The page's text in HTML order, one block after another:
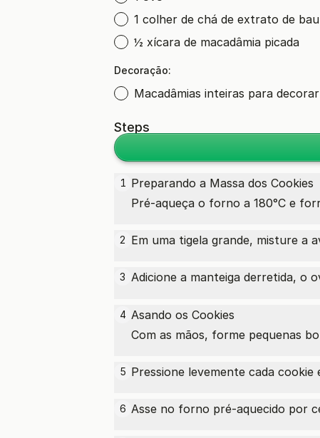
1 colher de chá de extrato de
½ xícara de macadâmia picada
Decoração:
Macadâmias inteiras para decorar
Steps
1 Preparando a Massa dos Cookies
Pré-aqueça o forno a 180°C e
2 Em uma tigela grande, misture a
3 Adicione a manteiga derretida, o
4 Asando os Cookies
Com as mãos, forme pequenas
5 Pressione levemente cada
6 Asse no forno pré-aquecido por